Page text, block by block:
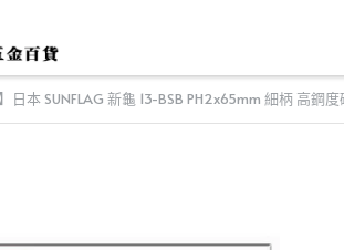
日本 SUNFLAG 新龜 13-BSB PH2x65mm 細柄 高鋼